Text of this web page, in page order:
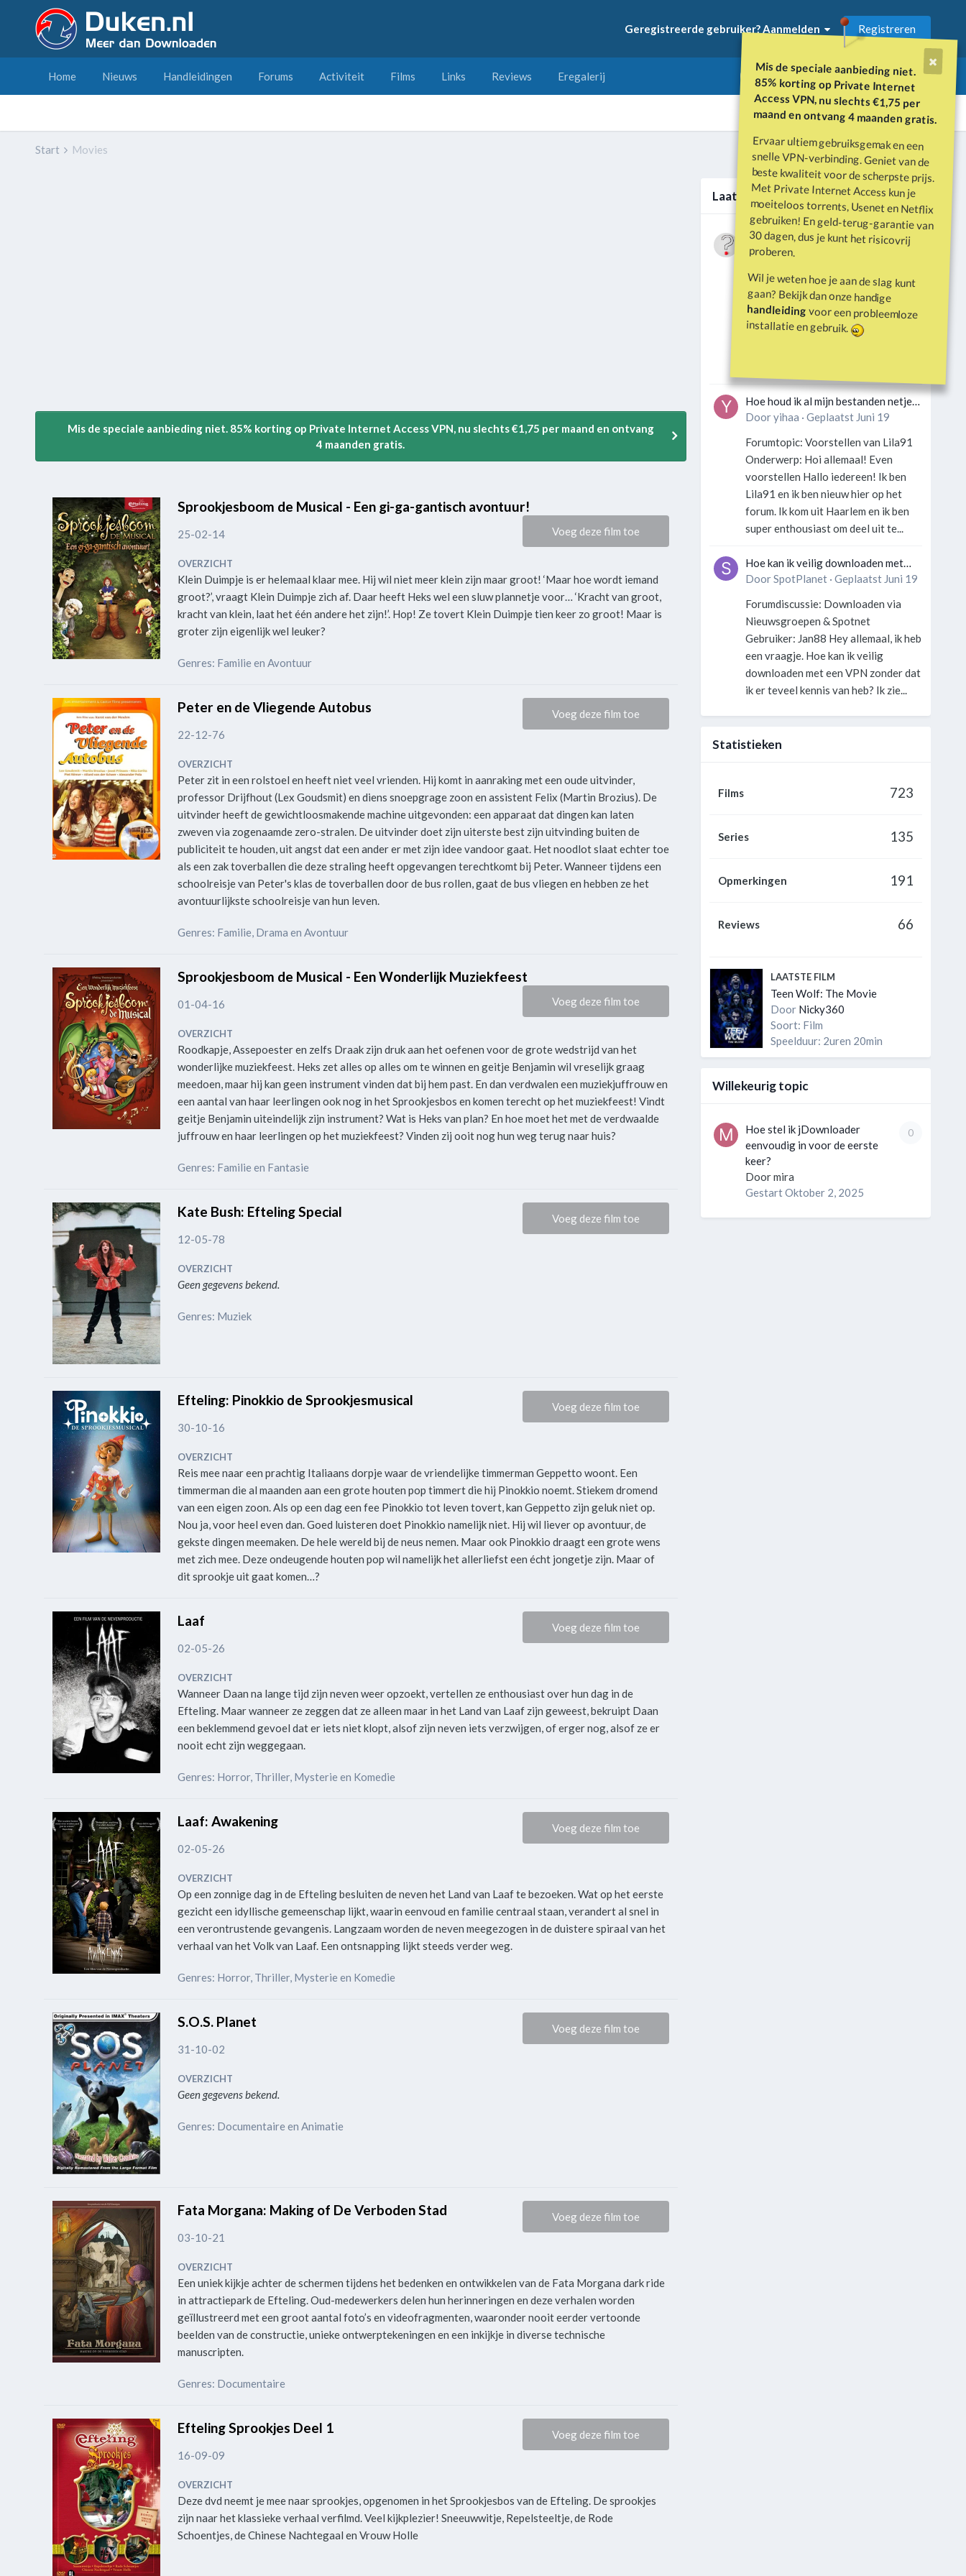
Mis de speciale aanbieding niet.
85% korting op Private Internet
Access VPN, nu slechts €1,75 per
maand en ontvang 4 maanden gratis.
Ervaar ultiem gebruiksgemak en een
snelle VPN-verbinding. Geniet van de
beste kwaliteit voor de scherpste prijs.
Met Private Internet Access kun je
moeiteloos torrents, Usenet en Netflix
gebruiken! En geld-terug-garantie van
30 dagen, dus je kunt het risicovrij
proberen.
Wil je weten hoe je aan de slag kunt
gaan? Bekijk dan onze handige
handleidingvoor een probleemloze
installatie en gebruik.
Geregistreerde gebruiker? Aanmelden Registreren
Home Nieuws Handleidingen Forums Activiteit Films Links Reviews Eregalerij
Alle activiteit
Start Movies
Mis de speciale aanbieding niet. 85% korting op Private Internet Access VPN, nu slechts €1,75 per maand en ontvang
4 maanden gratis.
Sprookjesboom de Musical - Een gi-ga-gantisch avontuur!
Voeg deze film toe
25-02-14
OVERZICHT
Klein Duimpje is er helemaal klaar mee. Hij wil niet meer klein zijn maar groot! ‘Maar hoe wordt iemand
groot?’, vraagt Klein Duimpje zich af. Daar heeft Heks wel een sluw plannetje voor… ‘Kracht van groot,
kracht van klein, laat het één andere het zijn!’. Hop! Ze tovert Klein Duimpje tien keer zo groot! Maar is
groter zijn eigenlijk wel leuker?
Genres: Familie en Avontuur
Peter en de Vliegende Autobus
Voeg deze film toe
22-12-76
OVERZICHT
Peter zit in een rolstoel en heeft niet veel vrienden. Hij komt in aanraking met een oude uitvinder,
professor Drijfhout (Lex Goudsmit) en diens snoepgrage zoon en assistent Felix (Martin Brozius). De
uitvinder heeft de gewichtloosmakende machine uitgevonden: een apparaat dat dingen kan laten
zweven via zogenaamde zero-stralen. De uitvinder doet zijn uiterste best zijn uitvinding buiten de
publiciteit te houden, uit angst dat een ander er met zijn idee vandoor gaat. Het noodlot slaat echter toe
als een zak toverballen die deze straling heeft opgevangen terechtkomt bij Peter. Wanneer tijdens een
schoolreisje van Peter's klas de toverballen door de bus rollen, gaat de bus vliegen en hebben ze het
avontuurlijkste schoolreisje van hun leven.
Genres: Familie, Drama en Avontuur
Sprookjesboom de Musical - Een Wonderlijk Muziekfeest
Voeg deze film toe
01-04-16
OVERZICHT
Roodkapje, Assepoester en zelfs Draak zijn druk aan het oefenen voor de grote wedstrijd van het
wonderlijke muziekfeest. Heks zet alles op alles om te winnen en geitje Benjamin wil vreselijk graag
meedoen, maar hij kan geen instrument vinden dat bij hem past. En dan verdwalen een muziekjuffrouw en
een aantal van haar leerlingen ook nog in het Sprookjesbos en komen terecht op het muziekfeest! Vindt
geitje Benjamin uiteindelijk zijn instrument? Wat is Heks van plan? En hoe moet het met de verdwaalde
juffrouw en haar leerlingen op het muziekfeest? Vinden zij ooit nog hun weg terug naar huis?
Genres: Familie en Fantasie
Kate Bush: Efteling Special
Voeg deze film toe
12-05-78
OVERZICHT
Geen gegevens bekend.
Genres: Muziek
Efteling: Pinokkio de Sprookjesmusical
Voeg deze film toe
30-10-16
OVERZICHT
Reis mee naar een prachtig Italiaans dorpje waar de vriendelijke timmerman Geppetto woont. Een
timmerman die al maanden aan een grote houten pop timmert die hij Pinokkio noemt. Stiekem dromend
van een eigen zoon. Als op een dag een fee Pinokkio tot leven tovert, kan Geppetto zijn geluk niet op.
Nou ja, voor heel even dan. Goed luisteren doet Pinokkio namelijk niet. Hij wil liever op avontuur, de
gekste dingen meemaken. De hele wereld bij de neus nemen. Maar ook Pinokkio draagt een grote wens
met zich mee. Deze ondeugende houten pop wil namelijk het allerliefst een écht jongetje zijn. Maar of
dit sprookje uit gaat komen…?
Laaf
Voeg deze film toe
02-05-26
OVERZICHT
Wanneer Daan na lange tijd zijn neven weer opzoekt, vertellen ze enthousiast over hun dag in de
Efteling. Maar wanneer ze zeggen dat ze alleen maar in het Land van Laaf zijn geweest, bekruipt Daan
een beklemmend gevoel dat er iets niet klopt, alsof zijn neven iets verzwijgen, of erger nog, alsof ze er
nooit echt zijn weggegaan.
Genres: Horror, Thriller, Mysterie en Komedie
Laaf: Awakening
Voeg deze film toe
02-05-26
OVERZICHT
Op een zonnige dag in de Efteling besluiten de neven het Land van Laaf te bezoeken. Wat op het eerste
gezicht een idyllische gemeenschap lijkt, waarin eenvoud en familie centraal staan, verandert al snel in
een verontrustende gevangenis. Langzaam worden de neven meegezogen in de duistere spiraal van het
verhaal van het Volk van Laaf. Een ontsnapping lijkt steeds verder weg.
Genres: Horror, Thriller, Mysterie en Komedie
S.O.S. Planet
Voeg deze film toe
31-10-02
OVERZICHT
Geen gegevens bekend.
Genres: Documentaire en Animatie
Fata Morgana: Making of De Verboden Stad
Voeg deze film toe
03-10-21
OVERZICHT
Een uniek kijkje achter de schermen tijdens het bedenken en ontwikkelen van de Fata Morgana dark ride
in attractiepark de Efteling. Oud-medewerkers delen hun herinneringen en deze verhalen worden
geïllustreerd met een groot aantal foto’s en videofragmenten, waaronder nooit eerder vertoonde
beelden van de constructie, unieke ontwerptekeningen en een inkijkje in diverse technische
manuscripten.
Genres: Documentaire
Efteling Sprookjes Deel 1
Voeg deze film toe
16-09-09
OVERZICHT
Deze dvd neemt je mee naar sprookjes, opgenomen in het Sprookjesbos van de Efteling. De sprookjes
zijn naar het klassieke verhaal verfilmd. Veel kijkplezier! Sneeuwwitje, Repelsteeltje, de Rode
Schoentjes, de Chinese Nachtegaal en Vrouw Holle
Laatste berichten
Wat is er gebeurd met Davey Hearn
en de vandalisatie van het
Washington Reflecting Pool?
DoorVraagbaak
Forumdiscussie: Davey Hearn:
Former Olympian Denies Vandalising
Washington Reflecting Pool
Gebruiker: SportFan123 Hey
Hoe houd ik al mijn bestanden netjes
georganiseerd zonder gek te
Dooryihaa · Geplaatst Juni 19
Forumtopic: Voorstellen van Lila91
Onderwerp: Hoi allemaal! Even
voorstellen Hallo iedereen! Ik ben
Lila91 en ik ben nieuw hier op het
forum. Ik kom uit Haarlem en ik ben
super enthousiast om deel uit te...
Hoe kan ik veilig downloaden met
een VPN zonder technische kennis?
DoorSpotPlanet· Geplaatst Juni 19
Forumdiscussie: Downloaden via
Nieuwsgroepen & Spotnet
Gebruiker: Jan88 Hey allemaal, ik heb
een vraagje. Hoe kan ik veilig
downloaden met een VPN zonder dat
ik er teveel kennis van heb? Ik zie...
Statistieken
Films 723
Series 135
Opmerkingen 191
Reviews 66
LAATSTE FILM
Teen Wolf: The Movie
Door Nicky360
Soort: Film
Speelduur: 2uren 20min
Willekeurig topic
0
Hoe stel ik jDownloader
eenvoudig in voor de eerste
keer?
Doormira
GestartOktober 2, 2025